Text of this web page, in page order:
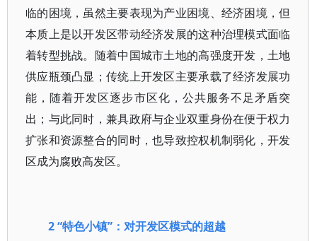
临的困境，虽然主要表现为产业困境、经济困境，但
本质上是以开发区带动经济发展的这种治理模式面临
着转型挑战。随着中国城市土地的高强度开发，土地
供应瓶颈凸显；传统上开发区主要承载了经济发展功
能，随着开发区逐步市区化，公共服务不足矛盾突
出；与此同时，兼具政府与企业双重身份在便于权力
扩张和资源整合的同时，也导致控权机制弱化，开发
区成为腐败高发区。
2 “特色小镇”：对开发区模式的超越